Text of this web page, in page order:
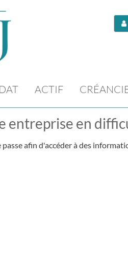
ACTIF
entreprise en
afin d'accéder à des